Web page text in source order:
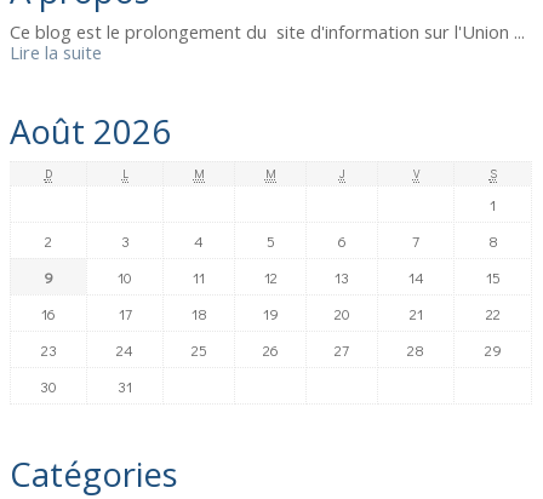
Ce blog est le prolongement du site d'information sur l'Union ...
Lire la suite
Août 2026
D L M M J V S
1
2
3 4 5 6 7
8
9
10 11 12 13 14
15
16
17 18 19 20 21
22
23
24 25 26 27 28
29
30
31
Catégories